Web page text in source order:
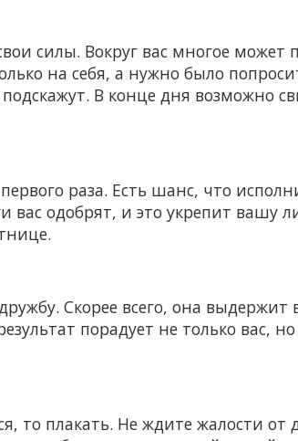
силы. Вокруг вас многое
на себя, а нужно было
В конце дня возможно
раза. Есть шанс, что
вас одобрят, и это укрепит вашу
Скорее всего, она выдержит
порадует не только вас,
то плакать. Не ждите жалости от